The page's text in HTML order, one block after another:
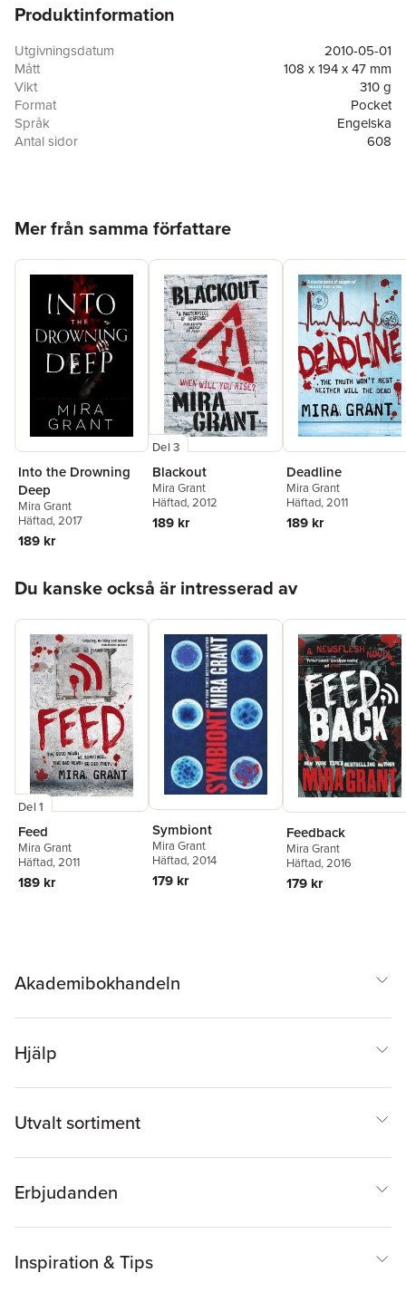
Produktinformation
Utgivningsdatum
2010-05-01
Mått
108 x 194 x 47 mm
Vikt
310 g
Format
Pocket
Språk
Engelska
Antal sidor
608
Mer från samma författare
Into the Drowning
Deep
Mira Grant
Häftad, 2017
189 kr
Del 3
Blackout
Mira Grant
Häftad, 2012
189 kr
Deadline
Mira Grant
Häftad, 2011
189 kr
Du kanske också är intresserad av
Del 1
Feed
Mira Grant
Häftad, 2011
189 kr
Symbiont
Mira Grant
Häftad, 2014
179 kr
Feedback
Mira Grant
Häftad, 2016
179 kr
Akademibokhandeln
Hjälp
Utvalt sortiment
Erbjudanden
Inspiration & Tips